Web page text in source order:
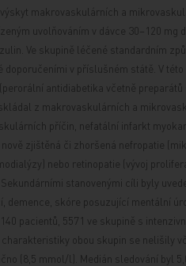
makrovaskulárních a
uvolňováním v dávce 30–120
Ve skupině léčené standardním
doporučeními v příslušném státě. V
antidiabetika včetně
z makrovaskulárních a
příčin, nefatální infarkt
zjištěná či zhoršená nefropatie
nebo retinopatie (vývoj
stanovenými cíli byly
demence, skóre posuzující mentální
pacientů, 5571 ve skupině s
obou skupin se nelišily
(8,5 mmol/l). Medián sledování byl